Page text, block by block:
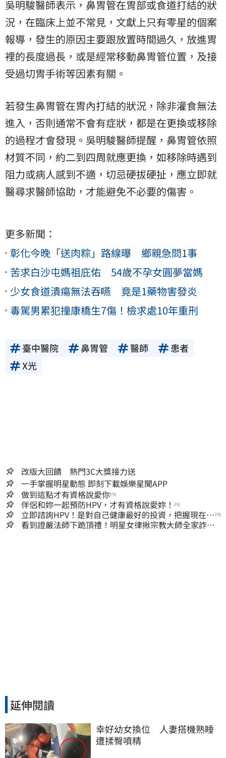
吳明駿醫師表示，鼻胃管在胃部或食道打結的狀
況，在臨床上並不常見，文獻上只有零星的個案
報導，發生的原因主要跟放置時間過久，放進胃
裡的長度過長，或是經常移動鼻胃管位置，及接
受過切胃手術等因素有關。
若發生鼻胃管在胃內打結的狀況，除非灌食無法
進入，否則通常不會有症狀，都是在更換或移除
的過程才會發現。吳明駿醫師提醒，鼻胃管依照
材質不同，約二到四周就應更換，如移除時遇到
阻力或病人感到不適，切忌硬拔硬扯，應立即就
醫尋求醫師協助，才能避免不必要的傷害。
更多新聞：
彰化今晚「送肉粽」路線曝 鄉親急問1事
苦求白沙屯媽祖庇佑 54歲不孕女圓夢當媽
少女食道潰瘍無法吞嚥 竟是1藥物害發炎
毒駕男累犯撞康橋生7傷！檢求處10年重刑
臺中醫院 鼻胃管 醫師
患者
X光
改版大回饋 熱門3C大獎接力送
一手掌握明星動態 即刻下載娛樂星聞APP
做到這點才有資格說愛你PR
伴侶和妳一起預防HPV，才有資格說愛妳！ PR
立即諮詢HPV！是對自己健康最好的投資，把握現在不
嫌晚！
PR
看到證嚴法師下跪頂禮！明星女律揪宗教大師全家詐慈
延伸閱讀
幸好幼女換位　人妻搭機熟睡
遭揉臀噴精